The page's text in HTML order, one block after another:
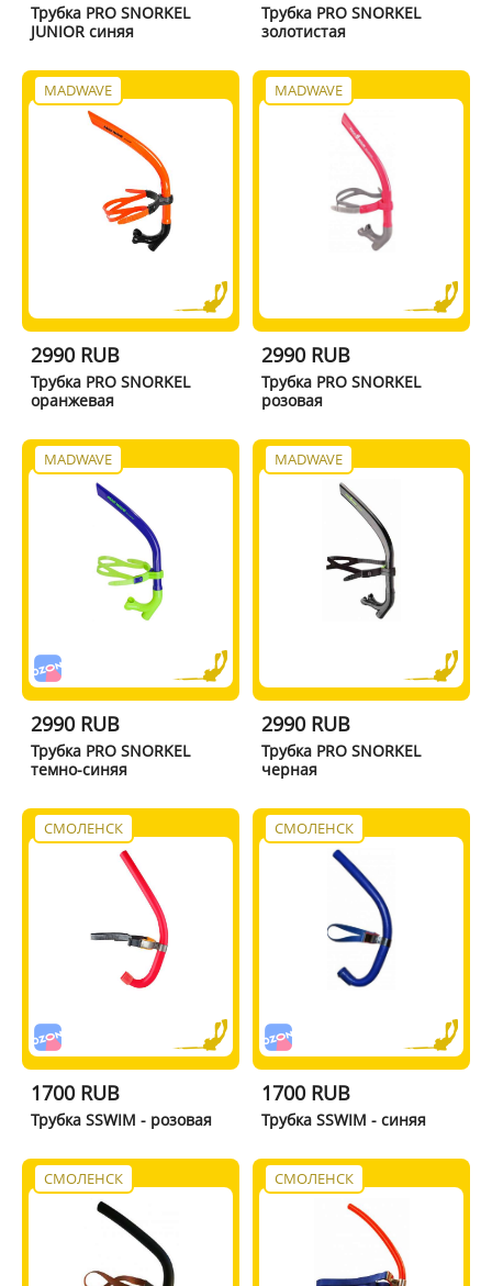
Трубка PRO SNORKEL
JUNIOR синяя
Трубка PRO SNORKEL
золотистая
MADWAVE
2990 RUB
Трубка PRO SNORKEL
оранжевая
MADWAVE
2990 RUB
Трубка PRO SNORKEL
розовая
MADWAVE
2990 RUB
Трубка PRO SNORKEL
темно-синяя
MADWAVE
2990 RUB
Трубка PRO SNORKEL
черная
СМОЛЕНСК
1700 RUB
Трубка SSWIM - розовая
СМОЛЕНСК
1700 RUB
Трубка SSWIM - синяя
СМОЛЕНСК СМОЛЕНСК